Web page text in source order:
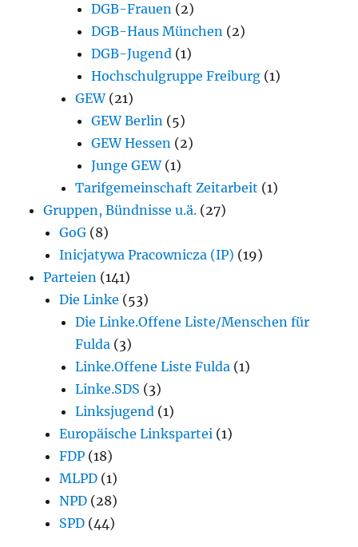
DGB-Frauen (2)
DGB-Haus München (2)
DGB-Jugend (1)
Hochschulgruppe Freiburg (1)
GEW(21)
GEW Berlin (5)
GEW Hessen (2)
Junge GEW(1)
Tarifgemeinschaft Zeitarbeit (1)
Gruppen, Bündnisse u.ä. (27)
GoG (8)
Inicjatywa Pracownicza (IP) (19)
Parteien (141)
Die Linke (53)
Die Linke.Offene Liste/Menschen für
Fulda (3)
Linke.Offene Liste Fulda (1)
Linke.SDS (3)
Linksjugend (1)
Europäische Linkspartei (1)
FDP (18)
MLPD (1)
NPD (28)
SPD (44)